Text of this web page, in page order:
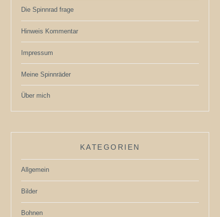
Die Spinnrad frage
Hinweis Kommentar
Impressum
Meine Spinnräder
Über mich
KATEGORIEN
Allgemein
Bilder
Bohnen